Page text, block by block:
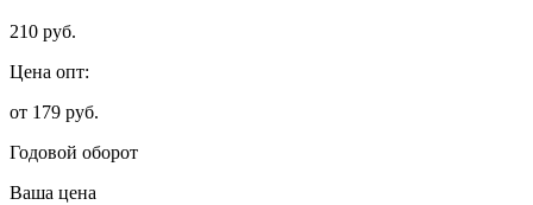
210 руб.
Цена опт:
от 179 руб.
Годовой оборот
Ваша цена